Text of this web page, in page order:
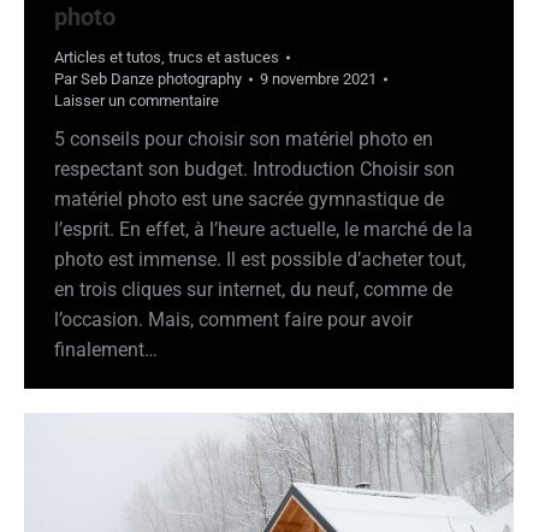
photo
Articles et tutos trucs et astuces
ParSeb Danze photography
9 novembre 2021
Laisser un commentaire
5 conseils pour choisir son matériel photo en
respectant son budget. Introduction Choisir son
matériel photo est une sacrée gymnastique de
l’esprit. En effet, à l’heure actuelle, le marché de la
photo est immense. Il est possible d’acheter tout,
en trois cliques sur internet, du neuf, comme de
l’occasion. Mais, comment faire pour avoir
finalement…